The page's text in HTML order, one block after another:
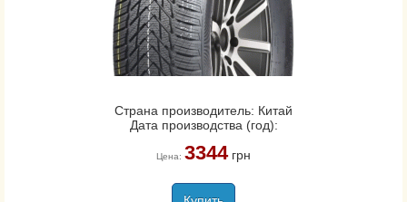
Страна производитель: Китай
Дата производства (год):
Цена: 3344грн